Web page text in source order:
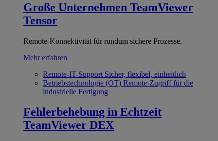
Große Unternehmen TeamViewer
Tensor
Remote-Konnektivität für rundum sichere Prozesse.
Mehr erfahren
Remote-IT-Support Sicher, flexibel, einheitlich
Betriebstechnologie (OT) Remote-Zugriff für die
industrielle Fertigung
Fehlerbehebung in Echtzeit
TeamViewer DEX